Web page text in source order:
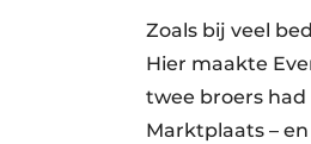
Zoals bij veel
Hier maakte
twee broers
Marktplaats –